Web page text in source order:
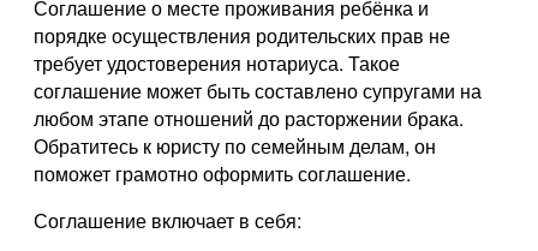
Соглашение о месте проживания ребёнка и
порядке осуществления родительских прав не
требует удостоверения нотариуса. Такое
соглашение может быть составлено супругами на
любом этапе отношений до расторжении брака.
Обратитесь к юристу по семейным делам, он
поможет грамотно оформить соглашение.
Соглашение включает в себя: